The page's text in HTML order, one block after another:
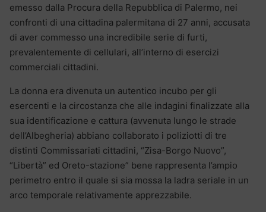
emesso dalla Procura della Repubblica di Palermo, nei
confronti di una cittadina palermitana di 27 anni, accusata
di aver commesso una incredibile serie di furti,
prevalentemente di cellulari, all’interno di esercizi
commerciali cittadini.
La donna era divenuta un autentico incubo per gli
esercenti e la circostanza che alle indagini finalizzate alla
sua identificazione e cattura (avvenuta lungo le strade
dell’Albegheria) abbiano collaborato i poliziotti di tre
distinti Commissariati cittadini, “Zisa-Borgo Nuovo”,
“Libertà” ed Oreto-stazione” bene rappresenta l’ampio
perimetro entro il quale si sia mossa la ladra seriale in un
arco temporale relativamente apprezzabile.